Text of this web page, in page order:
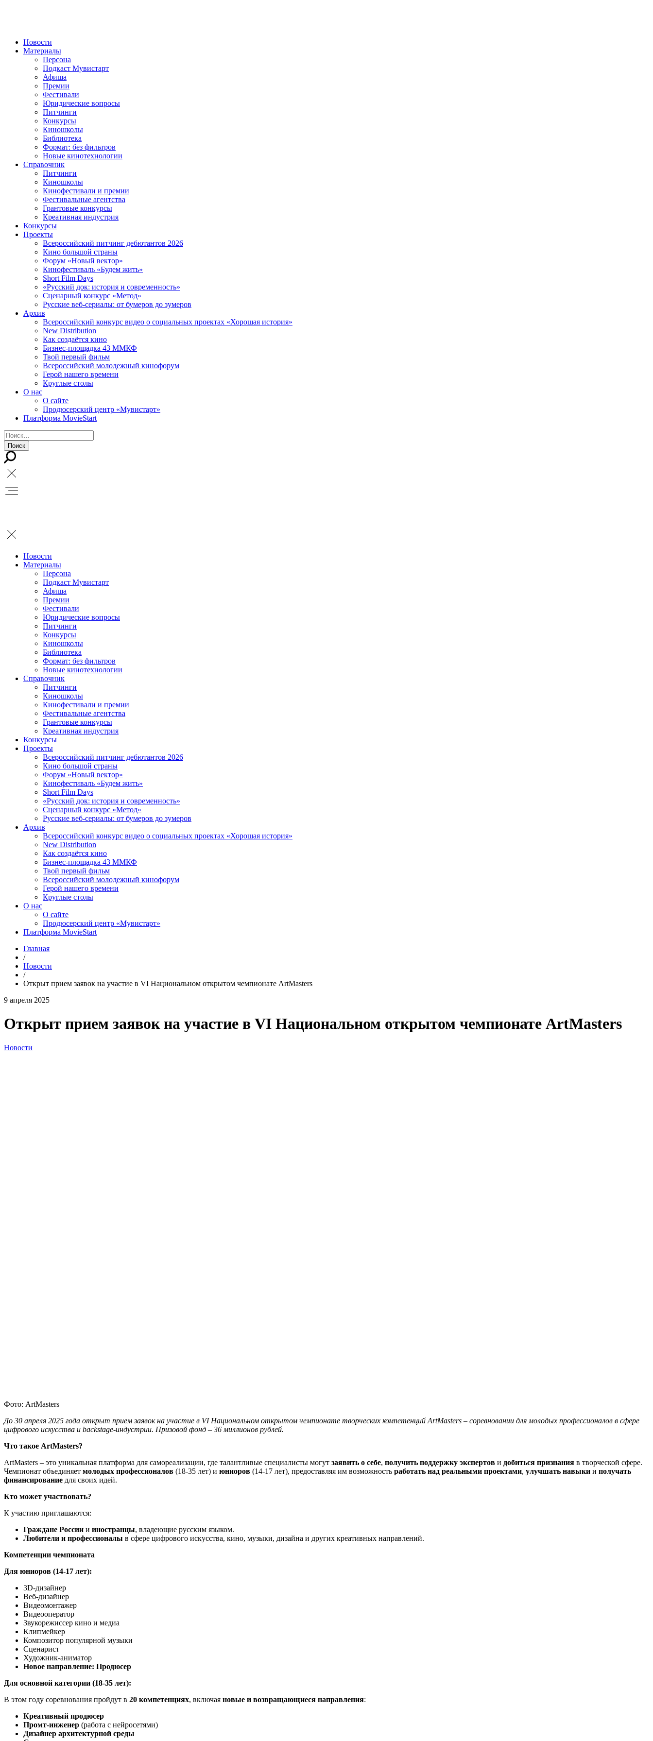
Новости
Материалы
Персона
Подкаст Мувистарт
Афиша
Премии
Фестивали
Юридические вопросы
Питчинги
Конкурсы
Киношколы
Библиотека
Формат: без фильтров
Новые кинотехнологии
Справочник
Питчинги
Киношколы
Кинофестивали и премии
Фестивальные агентства
Грантовые конкурсы
Креативная индустрия
Конкурсы
Проекты
Всероссийский питчинг дебютантов 2026
Кино большой страны
Форум «Новый вектор»
Кинофестиваль «Будем жить»
Short Film Days
«Русский док: история и современность»
Сценарный конкурс «Метод»
Русские веб-сериалы: от бумеров до зумеров
Архив
Всероссийский конкурс видео о социальных проектах «Хорошая история»
New Distribution
Как создаётся кино
Бизнес-площадка 43 ММКФ
Твой первый фильм
Всероссийский молодежный кинофорум
Герой нашего времени
Круглые столы
О нас
О сайте
Продюсерский центр «Мувистарт»
Платформа MovieStart
Новости
Материалы
Персона
Подкаст Мувистарт
Афиша
Премии
Фестивали
Юридические вопросы
Питчинги
Конкурсы
Киношколы
Библиотека
Формат: без фильтров
Новые кинотехнологии
Справочник
Питчинги
Киношколы
Кинофестивали и премии
Фестивальные агентства
Грантовые конкурсы
Креативная индустрия
Конкурсы
Проекты
Всероссийский питчинг дебютантов 2026
Кино большой страны
Форум «Новый вектор»
Кинофестиваль «Будем жить»
Short Film Days
«Русский док: история и современность»
Сценарный конкурс «Метод»
Русские веб-сериалы: от бумеров до зумеров
Архив
Всероссийский конкурс видео о социальных проектах «Хорошая история»
New Distribution
Как создаётся кино
Бизнес-площадка 43 ММКФ
Твой первый фильм
Всероссийский молодежный кинофорум
Герой нашего времени
Круглые столы
О нас
О сайте
Продюсерский центр «Мувистарт»
Платформа MovieStart
Главная
/
Новости
/
Открыт прием заявок на участие в VI Национальном открытом чемпионате ArtMasters
9 апреля 2025
Открыт прием заявок на участие в VI Национальном открытом чемпионате ArtMasters
Новости
Фото: ArtMasters
До 30 апреля 2025 года открыт прием заявок на участие в VI Национальном открытом чемпионате творческих компетенций ArtMasters – соревновании для молодых профессионалов в сфере
цифрового искусства и backstage-индустрии. Призовой фонд – 36 миллионов рублей.
Что такое ArtMasters?
ArtMasters – это уникальная платформа для самореализации, где талантливые специалисты могут заявить о себе, получить поддержку экспертов и добиться признания в творческой сфере.
Чемпионат объединяет молодых профессионалов (18-35 лет) и юниоров (14-17 лет), предоставляя им возможность работать над реальными проектами, улучшать навыки и получать
финансирование для своих идей.
Кто может участвовать?
К участию приглашаются:
Граждане России и иностранцы, владеющие русским языком.
Любители и профессионалы в сфере цифрового искусства, кино, музыки, дизайна и других креативных направлений.
Компетенции чемпионата
Для юниоров (14-17 лет):
3D-дизайнер
Веб-дизайнер
Видеомонтажер
Видеооператор
Звукорежиссер кино и медиа
Клипмейкер
Композитор популярной музыки
Сценарист
Художник-аниматор
Новое направление: Продюсер
Для основной категории (18-35 лет):
В этом году соревнования пройдут в 20 компетенциях, включая новые и возвращающиеся направления:
Креативный продюсер
Промт-инженер (работа с нейросетями)
Дизайнер архитектурной среды